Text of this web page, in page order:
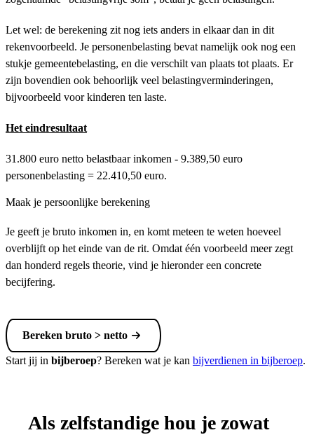
Let wel: de berekening zit nog iets anders in elkaar dan in dit
rekenvoorbeeld. Je personenbelasting bevat namelijk ook nog een
stukje gemeentebelasting, en die verschilt van plaats tot plaats. Er
zijn bovendien ook behoorlijk veel belastingverminderingen,
bijvoorbeeld voor kinderen ten laste.
Het eindresultaat
31.800 euro netto belastbaar inkomen - 9.389,50 euro
personenbelasting = 22.410,50 euro.
Maak je persoonlijke berekening
Je geeft je bruto inkomen in, en komt meteen te weten hoeveel
overblijft op het einde van de rit. Omdat één voorbeeld meer zegt
dan honderd regels theorie, vind je hieronder een concrete
becijfering.
Bereken bruto > netto
Start jij in bijberoep? Bereken wat je kan bijverdienen in bijberoep.
Als zelfstandige hou je zowat